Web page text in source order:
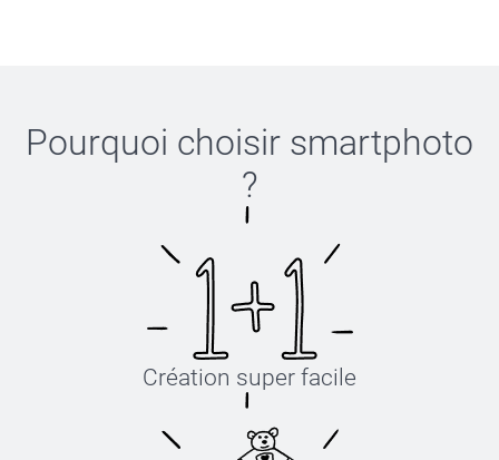
Pourquoi choisir smartphoto
?
Création super facile